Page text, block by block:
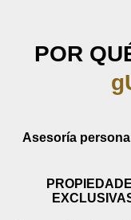
POR
Asesoría